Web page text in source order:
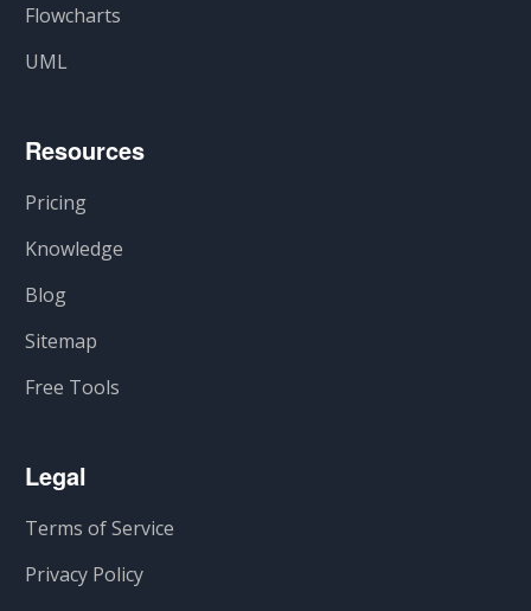
Flowcharts
UML
Resources
Pricing
Knowledge
Blog
Sitemap
Free Tools
Legal
Terms of Service
Privacy Policy